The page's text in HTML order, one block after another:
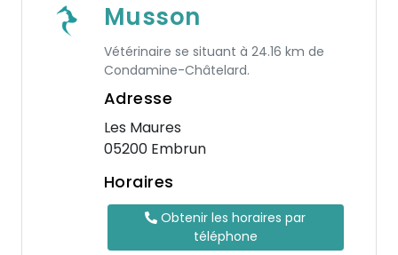
Musson
Vétérinaire se situant à 24.16 km de
Condamine-Châtelard.
Adresse
Les Maures
05200 Embrun
Horaires
Obtenir les horaires par
téléphone